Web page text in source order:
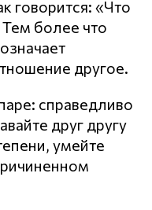
говорится: «Что
более что
другое.
справедливо
друг другу
умейте